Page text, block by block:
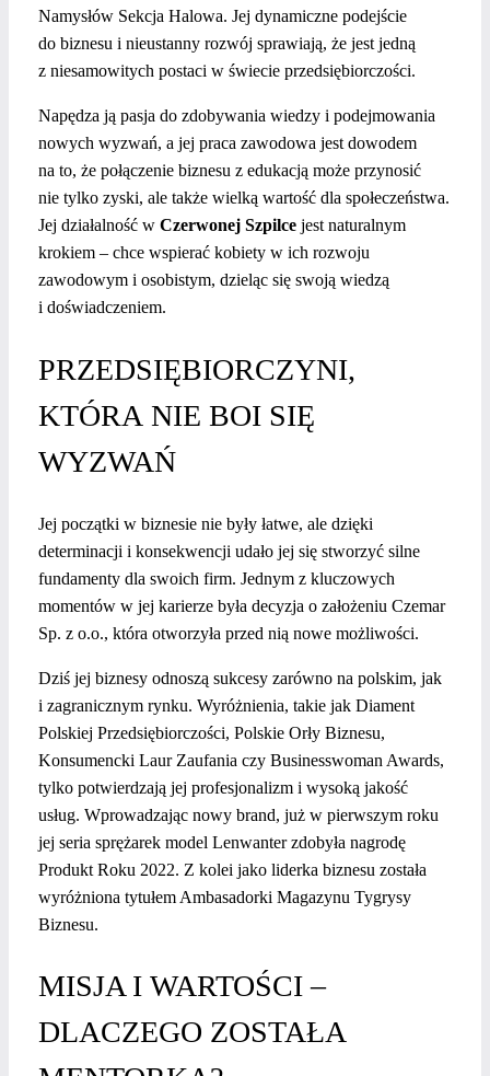
Namysłów Sekcja Halowa. Jej dynamiczne podejście
do biznesu i nieustanny rozwój sprawiają, że jest jedną
z niesamowitych postaci w świecie przedsiębiorczości.
Napędza ją pasja do zdobywania wiedzy i podejmowania
nowych wyzwań, a jej praca zawodowa jest dowodem
na to, że połączenie biznesu z edukacją może przynosić
nie tylko zyski, ale także wielką wartość dla społeczeństwa.
Jej działalność w Czerwonej Szpilce jest naturalnym
krokiem – chce wspierać kobiety w ich rozwoju
zawodowym i osobistym, dzieląc się swoją wiedzą
i doświadczeniem.
PRZEDSIĘBIORCZYNI,
KTÓRA NIE BOI SIĘ
WYZWAŃ
Jej początki w biznesie nie były łatwe, ale dzięki
determinacji i konsekwencji udało jej się stworzyć silne
fundamenty dla swoich firm. Jednym z kluczowych
momentów w jej karierze była decyzja o założeniu Czemar
Sp. z o.o., która otworzyła przed nią nowe możliwości.
Dziś jej biznesy odnoszą sukcesy zarówno na polskim, jak
i zagranicznym rynku. Wyróżnienia, takie jak Diament
Polskiej Przedsiębiorczości, Polskie Orły Biznesu,
Konsumencki Laur Zaufania czy Businesswoman Awards,
tylko potwierdzają jej profesjonalizm i wysoką jakość
usług. Wprowadzając nowy brand, już w pierwszym roku
jej seria sprężarek model Lenwanter zdobyła nagrodę
Produkt Roku 2022. Z kolei jako liderka biznesu została
wyróżniona tytułem Ambasadorki Magazynu Tygrysy
Biznesu.
MISJA I WARTOŚCI –
DLACZEGO ZOSTAŁA